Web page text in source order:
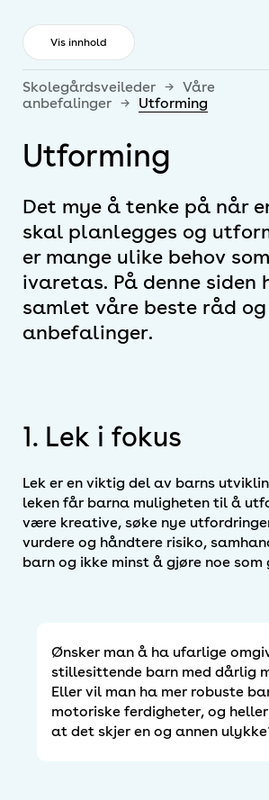
Skolegårdsveileder → Våre
anbefalinger → Utforming
Vis innhold
Utforming
Det mye å tenke på når
skal planlegges og
er mange ulike behov
ivaretas. På denne siden
samlet våre beste råd og
anbefalinger.
1. Lek i fokus
Lek er en viktig del av barns
leken får barna muligheten til å
være kreative, søke nye
vurdere og håndtere risiko,
barn og ikke minst å gjøre noe som
Ønsker man å ha ufarlige
stillesittende barn med dårlig
Eller vil man ha mer robuste
motoriske ferdigheter, og
at det skjer en og annen